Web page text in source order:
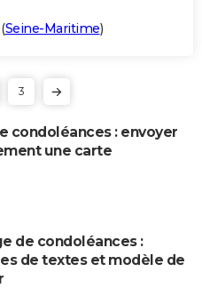
(Seine-Maritime)
3
condoléances : envoyer
une carte
de condoléances :
de textes et modèle de